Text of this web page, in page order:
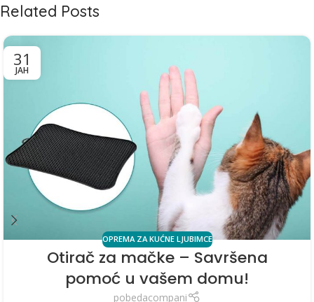
Related Posts
31
ЈАН
OPREMA ZA KUĆNE LJUBIMCE
Otirač za mačke – Savršena
pomoć u vašem domu!
pobedacompani